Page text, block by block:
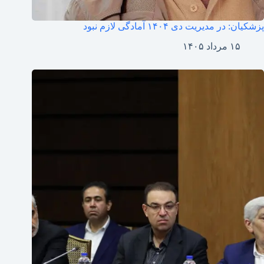
پزشکیان: در مدیریت دی ۱۴۰۴ آمادگی لازم نبود
۱۵ مرداد ۱۴۰۵